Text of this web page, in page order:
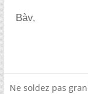
Bàv,
Ne soldez pas